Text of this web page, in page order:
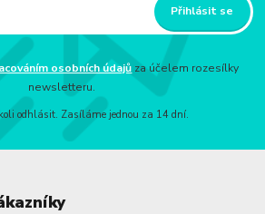
Přihlásit se
osobních údajů za účelem rozesílky
newsletteru.
odhlásit. Zasíláme jednou za 14 dní.